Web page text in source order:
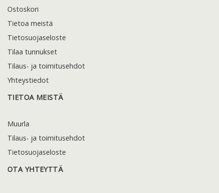
Ostoskori
Tietoa meistä
Tietosuojaseloste
Tilaa tunnukset
Tilaus- ja toimitusehdot
Yhteystiedot
TIETOA MEISTÄ
Muurla
Tilaus- ja toimitusehdot
Tietosuojaseloste
OTA YHTEYTTÄ